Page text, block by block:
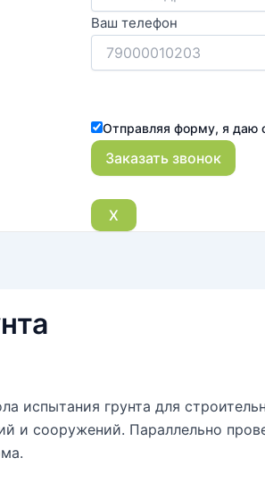
Ваш телефон
Отправляя форму, я даю
X
испытания грунта для
и сооружений. Параллельно